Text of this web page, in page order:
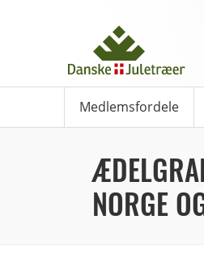
Medlemsfordele
NORGE